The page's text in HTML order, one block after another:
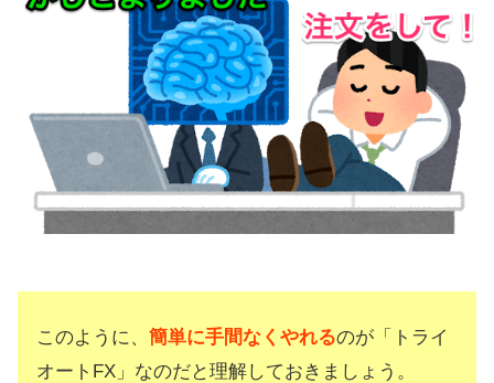
このように、 簡単に手間なくやれるのが「トライ
オートFX」なのだと理解しておきましょう。